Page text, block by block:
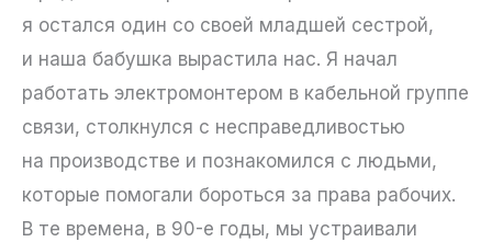
я остался один со своей младшей сестрой,
и наша бабушка вырастила нас. Я начал
работать электромонтером в кабельной группе
связи, столкнулся с несправедливостью
на производстве и познакомился с людьми,
которые помогали бороться за права рабочих.
В те времена, в 90-е годы, мы устраивали